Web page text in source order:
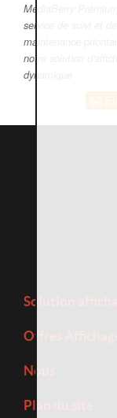
MédiaBerry Prémium
service de suivi et de
maintenance
notre solution
dynamique
Solution
Offres
Nous
Plan du site